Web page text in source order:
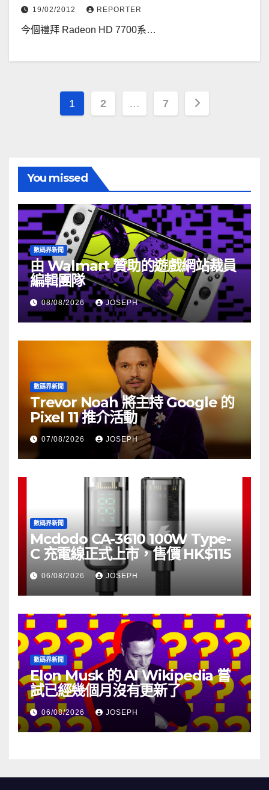
19/02/2012 REPORTER
今個禮拜 Radeon HD 7700系…
文
頁
1 2 … 7
You missed
數碼界新聞
由 Walmart 贊助的遊戲網站裁員
編輯團隊
08/08/2026 JOSEPH
數碼界新聞
Trevor Noah 將主持 Google 的
Pixel 11 推介活動
07/08/2026 JOSEPH
數碼界新聞
Mcdodo CA-3610 100W Type-
C 充電線正式上市，售價 HK$115
06/08/2026 JOSEPH
數碼界新聞
Elon Musk 的 AI Wikipedia 嘗
試已經幾個月沒有更新了
06/08/2026 JOSEPH